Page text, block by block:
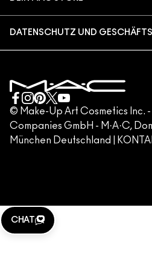
FAQ
KONTAKTIERE DEN HERSTELLER
MAKE-UP-SERVICES
DATENSCHUTZ UND
GESCHÄFTSBEDINGUNGEN
FÄLSCHUNG VON PRODUKTEN
IMPRESSUM
WEBSITE-COOKIES VERWALTEN
© Make-Up Art Cosmetics Inc.
Companies GmbH - M·A·C,
München Deutschland |
CHAT